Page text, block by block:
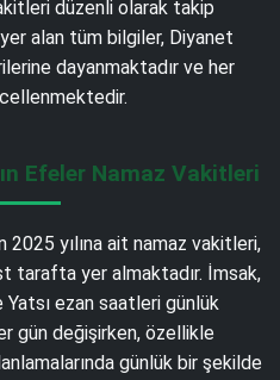
düzenli olarak takip
alan tüm bilgiler, Diyanet
dayanmaktadır ve her
Efeler Namaz Vakitleri
2025 yılına ait namaz vakitleri,
tarafta yer almaktadır. İmsak,
Yatsı ezan saatleri günlük
gün değişirken, özellikle
günlük bir şekilde